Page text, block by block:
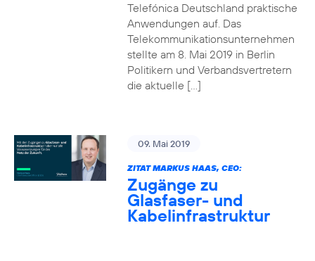
Telefónica Deutschland praktische
Anwendungen auf. Das
Telekommunikationsunternehmen
stellte am 8. Mai 2019 in Berlin
Politikern und Verbandsvertretern
die aktuelle […]
09. Mai 2019
ZITAT MARKUS HAAS, CEO:
Zugänge zu
Glasfaser- und
Kabelinfrastruktur